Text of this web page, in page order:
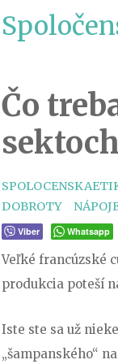
Čo
DOBROTY
TAGS
Viber Whatsapp
Veľké francúzské
produkcia poteší
Iste ste sa už
„šampanského“